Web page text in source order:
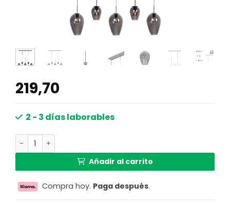
219,70
2 - 3 días laborables
Lámpara colgante negra de 5 luces con cristales
Añadir al carrito
Compra hoy. Paga después.